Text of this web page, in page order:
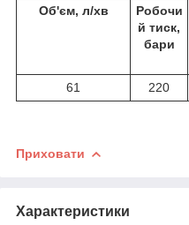
Об'єм, л/хв
Робочи
й тиск,
бари
61 220
Приховати
Характеристики